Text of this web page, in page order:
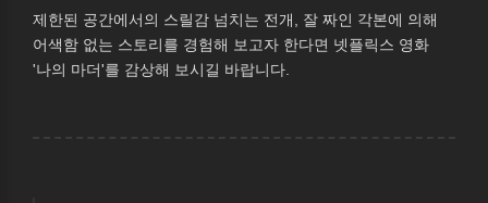
제한된 공간에서의 스릴감 넘치는 전개, 잘 짜인 각본에 의해
어색함 없는 스토리를 경험해 보고자 한다면 넷플릭스 영화
'나의 마더'를 감상해 보시길 바랍니다.